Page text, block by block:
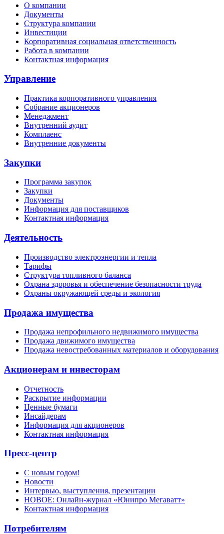
О компании
Документы
Структура компании
Инвестиции
Корпоративная социальная ответственность
Работа в компании
Контактная информация
Управление
Практика корпоративного управления
Собрание акционеров
Менеджмент
Внутренний аудит
Комплаенс
Внутренние документы
Закупки
Программа закупок
Закупки
Документы
Информация для поставщиков
Контактная информация
Деятельность
Производство электроэнергии и тепла
Тарифы
Структура топливного баланса
Охрана здоровья и обеспечение безопасности труда
Охраны окружающей среды и экология
Продажа имущества
Продажа непрофильного недвижимого имущества
Продажа движимого имущества
Продажа невостребованных материалов и оборудования
Акционерам и инвесторам
Отчетность
Раскрытие информации
Ценные бумаги
Инсайдерам
Информация для акционеров
Контактная информация
Пресс-центр
С новым годом!
Новости
Интервью, выступления, презентации
НОВОЕ: Онлайн-журнал «Юнипро Мегаватт»
Контактная информация
Потребителям